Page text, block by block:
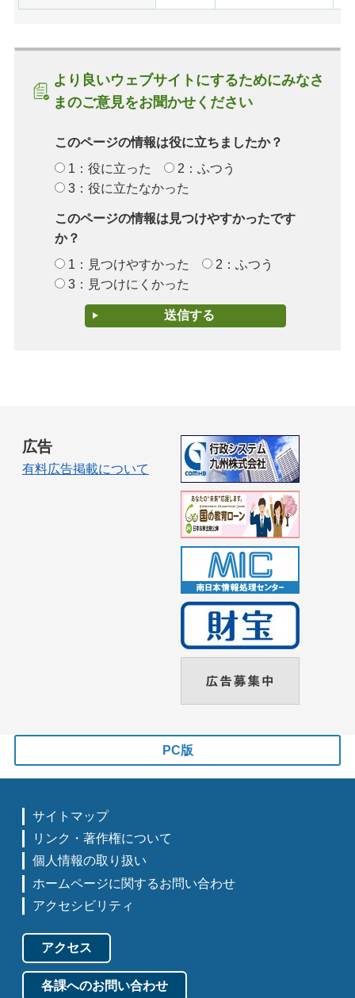
より良いウェブサイトにするためにみなさ
まのご意見をお聞かせください
このページの情報は役に立ちましたか？
1：役に立った
2：ふつう
3：役に立たなかった
このページの情報は見つけやすかったです
か？
1：見つけやすかった
2：ふつう
3：見つけにくかった
広告
有料広告掲載について
PC版
サイトマップ
リンク・著作権について
個人情報の取り扱い
ホームページに関するお問い合わせ
アクセシビリティ
アクセス
各課へのお問い合わせ